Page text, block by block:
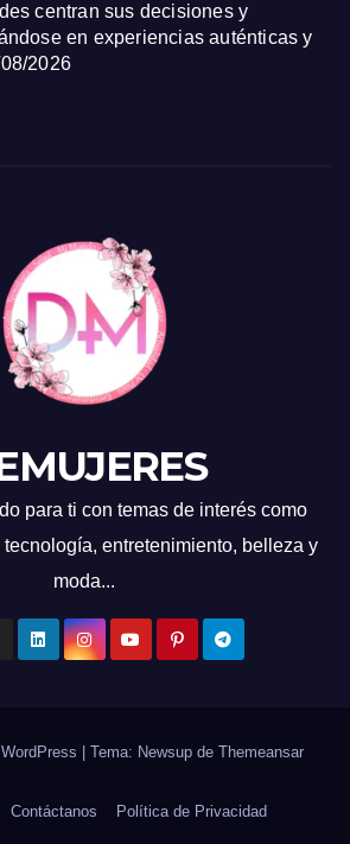
centran sus decisiones y
en experiencias auténticas y
2026
para ti con temas de interés como
entretenimiento, belleza y
moda...
Tema: Newsup de Themeansar
Contáctanos Política de Privacidad